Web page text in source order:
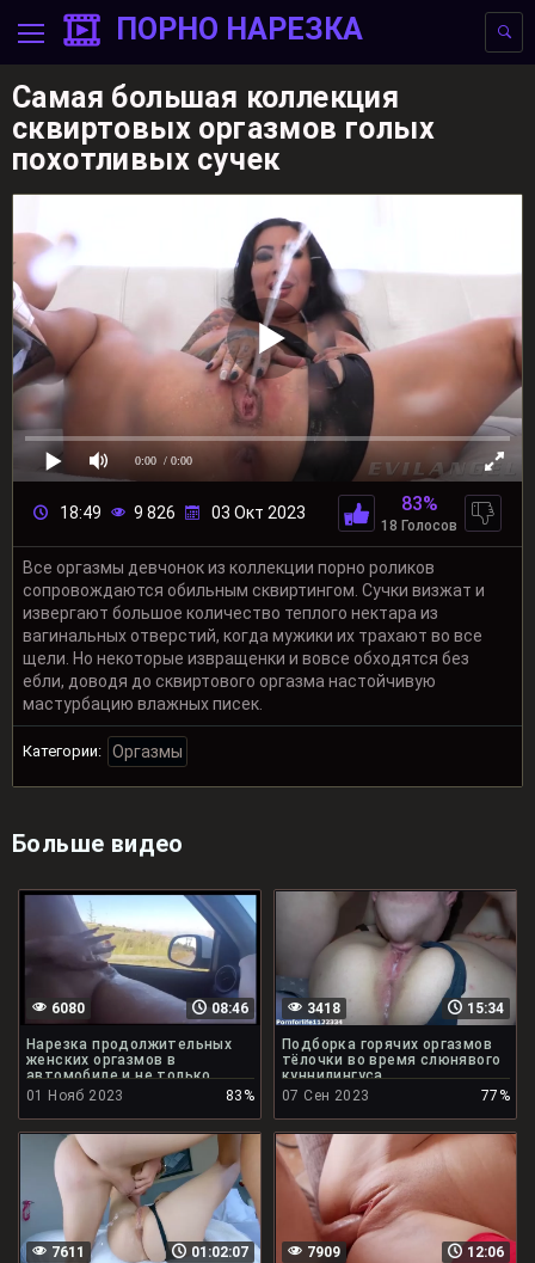
ПОРНО НАРЕЗКА
Самая большая коллекция
сквиртовых оргазмов голых
похотливых сучек
0:00 / 0:00
18:49 9 826 03 Окт 2023 83%
18 Голосов
Все оргазмы девчонок из коллекции порно роликов
сопровождаются обильным сквиртингом. Сучки визжат и
извергают большое количество теплого нектара из
вагинальных отверстий, когда мужики их трахают во все
щели. Но некоторые извращенки и вовсе обходятся без
ебли, доводя до сквиртового оргазма настойчивую
мастурбацию влажных писек.
Категории: Оргазмы
Больше видео
08:46
6080
Нарезка продолжительных
женских оргазмов в
автомобиле и не только
01 Нояб 2023
83%
15:34
3418
Подборка горячих оргазмов
тёлочки во время слюнявого
куннилингуса
07 Сен 2023
77%
01:02:07
7611 12:06
7909